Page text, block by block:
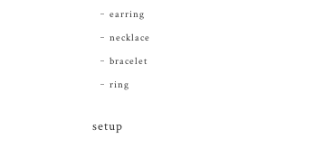
earring
necklace
bracelet
ring
setup